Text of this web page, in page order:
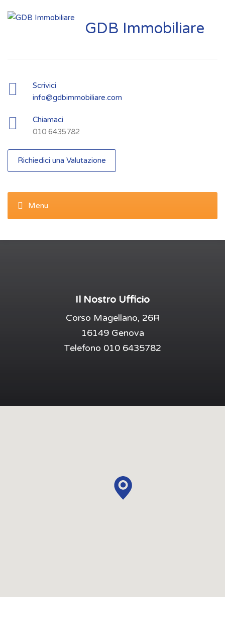
GDB Immobiliare
Scrivici
info@gdbimmobiliare.com
Chiamaci
010 6435782
Richiedici una Valutazione
Il Nostro Ufficio
Corso Magellano, 26R
16149 Genova
Telefono 010 6435782